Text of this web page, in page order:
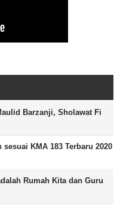
Barzanji, Sholawat Fi
KMA 183 Terbaru 2020
Rumah Kita dan Guru